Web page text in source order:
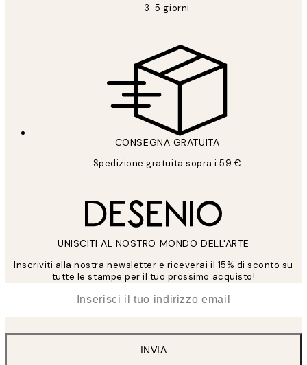
3-5 giorni
CONSEGNA GRATUITA
Spedizione gratuita sopra i 59 €
UNISCITI AL NOSTRO MONDO DELL'ARTE
Inscriviti alla nostra newsletter e riceverai il 15% di sconto su
tutte le stampe per il tuo prossimo acquisto!
INVIA